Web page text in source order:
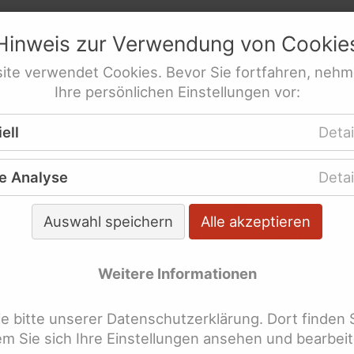
für Alle
jetzt
Länder der Welt
e.V.
behinderte Frauen
Nachrichten Bundespräsident empfängt
empfängt
Frank-Walter Steinmeier empfing am
Frauenrat und seine Mitgliedsverbände
der Verbände nahmen teil, für
zur Verwendung von
verwendet Cookies. Bevor Sie fortfahren,
Ihre persönlichen Einstellungen vor:
Analyse
Auswahl speichern Alle akzeptieren
Weitere Informationen
bitte unserer Datenschutzerklärung. Dort finden
Sie sich Ihre Einstellungen ansehen und